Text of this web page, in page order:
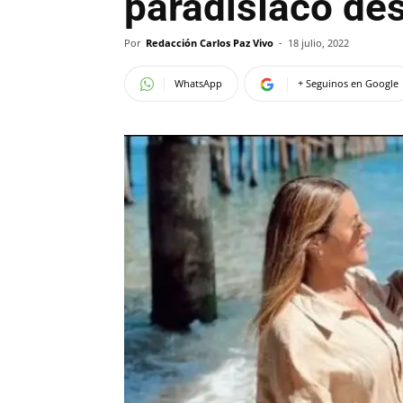
Por Redacción Carlos Paz Vivo - 18 julio, 2022
WhatsApp + Seguinos en Google